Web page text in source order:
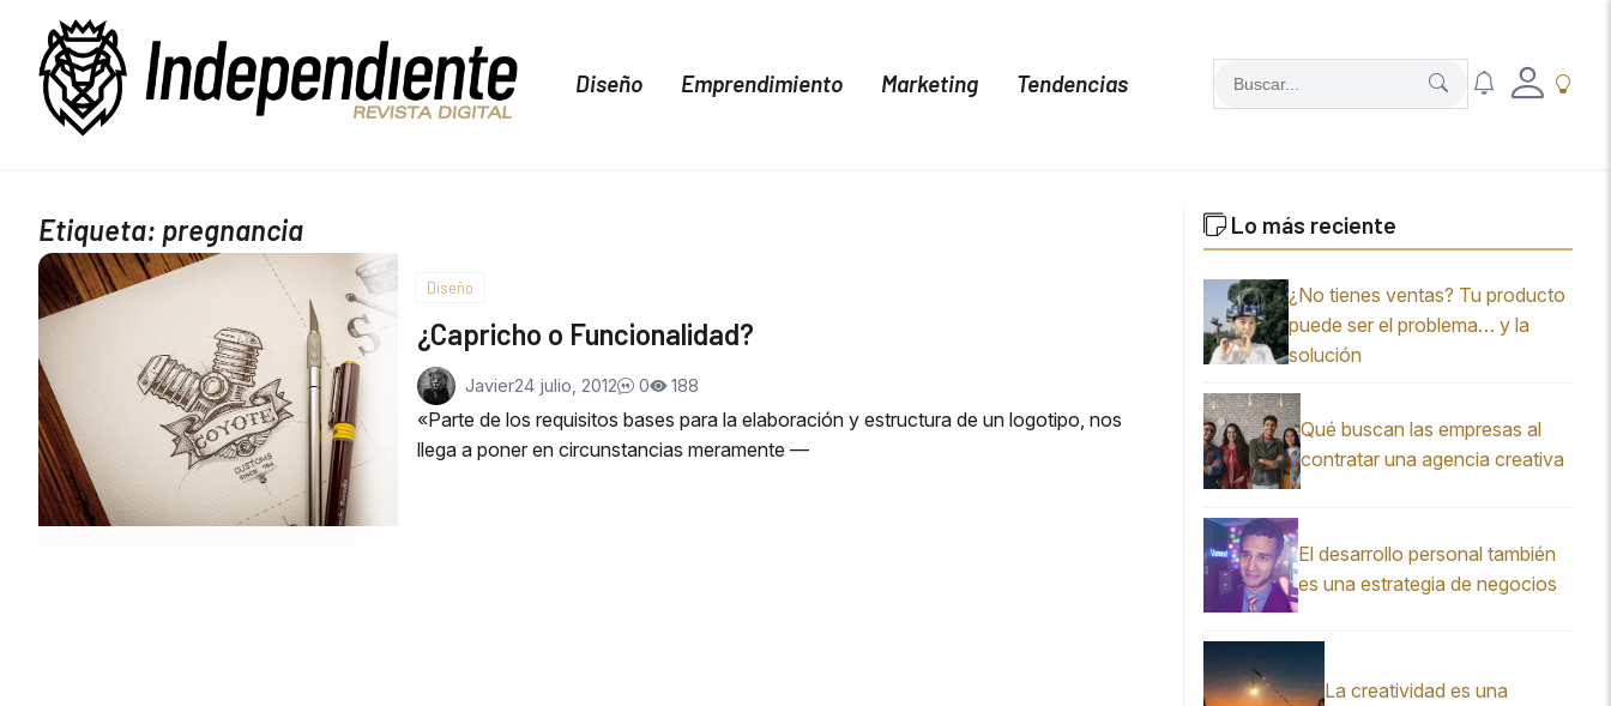
Diseño Emprendimiento Marketing Tendencias
Etiqueta: pregnancia
Diseño
¿Capricho o Funcionalidad?
Javier24 julio, 2012 0 188
«Parte de los requisitos bases para la elaboración y estructura de un logotipo, nos
llega a poner en circunstancias meramente —
Lo más reciente
¿No tienes ventas? Tu producto
puede ser el problema… y la
solución
Qué buscan las empresas al
contratar una agencia creativa
El desarrollo personal también
es una estrategia de negocios
La creatividad es una